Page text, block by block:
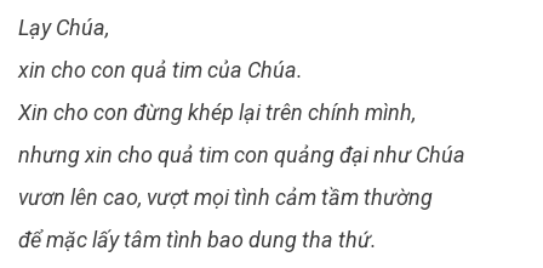
Lạy Chúa,
xin cho con quả tim của Chúa.
Xin cho con đừng khép lại trên chính mình,
nhưng xin cho quả tim con quảng đại như Chúa
vươn lên cao, vượt mọi tình cảm tầm thường
để mặc lấy tâm tình bao dung tha thứ.